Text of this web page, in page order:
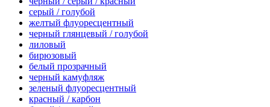
серый / голубой
желтый флуоресцентный
черный глянцевый / голубой
лиловый
бирюзовый
белый прозрачный
черный камуфляж
зеленый флуоресцентный
красный / карбон